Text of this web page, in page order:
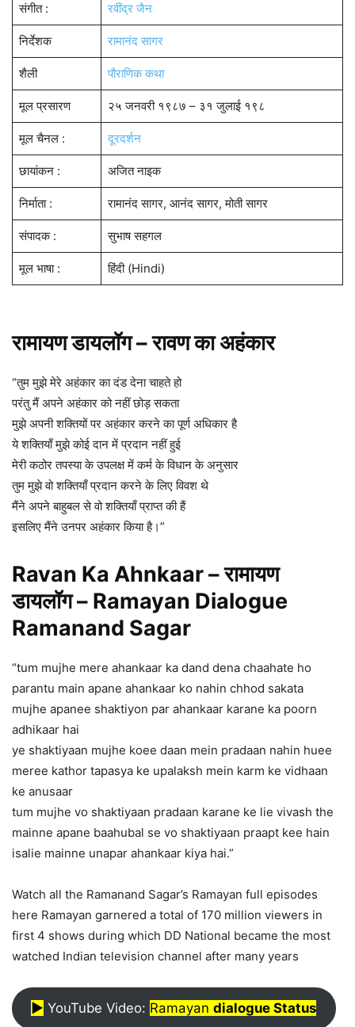
संगीत : रवींद्र जैन
निर्देशक रामानंद सागर
शैली पौराणिक कथा
मूल प्रसारण २५ जनवरी १९८७ – ३१ जुलाई १९८
मूल चैनल : दूरदर्शन
छायांकन : अजित नाइक
निर्माता : रामानंद सागर, आनंद सागर, मोती सागर
संपादक : सुभाष सहगल
मूल भाषा : हिंदी (Hindi)
रामायण डायलॉग – रावण का अहंकार
“तुम मुझे मेरे अहंकार का दंड देना चाहते हो
परंतु मैं अपने अहंकार को नहीं छोड़ सकता
मुझे अपनी शक्तियों पर अहंकार करने का पूर्ण अधिकार है
ये शक्तियाँ मुझे कोई दान में प्रदान नहीं हुई
मेरी कठोर तपस्या के उपलक्ष में कर्म के विधान के अनुसार
तुम मुझे वो शक्तियाँ प्रदान करने के लिए विवश थे
मैंने अपने बाहुबल से वो शक्तियाँ प्राप्त की हैं
इसलिए मैंने उनपर अहंकार किया है।”
Ravan Ka Ahnkaar – रामायण
डायलॉग – Ramayan Dialogue
Ramanand Sagar
“tum mujhe mere ahankaar ka dand dena chaahate ho
parantu main apane ahankaar ko nahin chhod sakata
mujhe apanee shaktiyon par ahankaar karane ka poorn
adhikaar hai
ye shaktiyaan mujhe koee daan mein pradaan nahin huee
meree kathor tapasya ke upalaksh mein karm ke vidhaan
ke anusaar
tum mujhe vo shaktiyaan pradaan karane ke lie vivash the
mainne apane baahubal se vo shaktiyaan praapt kee hain
isalie mainne unapar ahankaar kiya hai.”
Watch all the Ramanand Sagar’s Ramayan full episodes
here Ramayan garnered a total of 170 million viewers in
first 4 shows during which DD National became the most
watched Indian television channel after many years
▶︎ YouTube Video: Ramayandialogue Status